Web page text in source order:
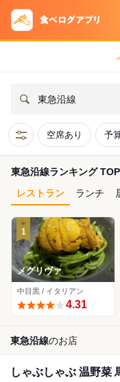
東急沿線
空席あり 予
東急沿線ランキング
レストラン
ランチ
1
メグリヴァ
中目黒 / イタリアン
4.31
東急沿線のお店
しゃぶしゃぶ 温野菜